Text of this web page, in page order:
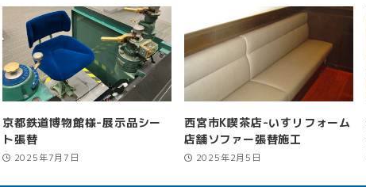
京都鉄道博物館様-展示品シー
ト張替
2025年7月7日
西宮市K喫茶店-いすリフォーム
店舗ソファー張替施工
2025年2月5日